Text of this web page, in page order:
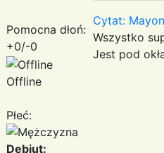
Pomocna dłoń:
+0/-0
Offline
Płeć:
Debiut:
Cytat:
Wszystko
Jest pod